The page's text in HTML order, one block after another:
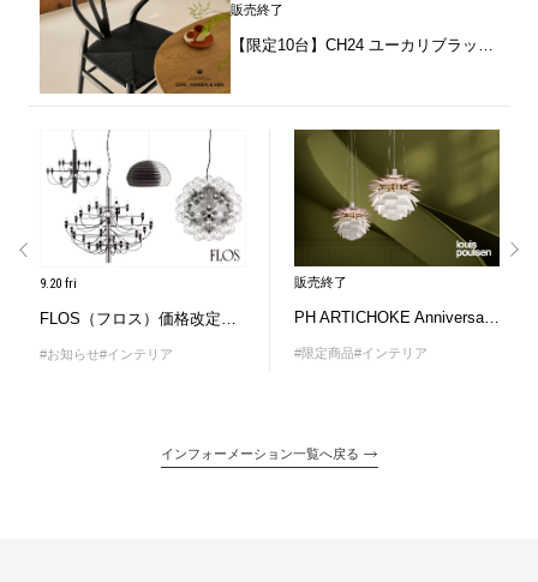
販売終了
【限定10台】CH24 ユーカリブラック by CARL HANSEN＆SØN（カール・ハンセン＆サン）
9.20 fri
#お知らせ#インテリア
販売終了
PH ARTICHOKE Anniversary Edition
#限定商品#インテリア
インフォーメーション一覧へ戻る